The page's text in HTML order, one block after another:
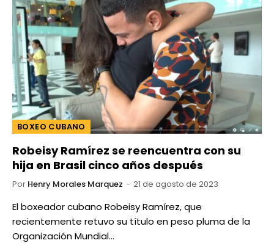
BOXEO CUBANO
Robeisy Ramírez se reencuentra con su
hija en Brasil cinco años después
Por Henry Morales Marquez 21 de agosto de 2023
El boxeador cubano Robeisy Ramírez, que
recientemente retuvo su título en peso pluma de la
Organización Mundial…